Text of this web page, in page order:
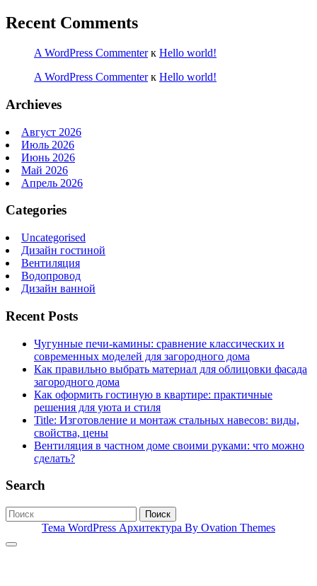
Recent Comments
A WordPress Commenterк Hello world!
A WordPress Commenterк Hello world!
Archieves
Август 2026
Июль 2026
Июнь 2026
Май 2026
Апрель 2026
Categories
Uncategorised
Дизайн гостиной
Вентиляция
Водопровод
Дизайн ванной
Recent Posts
Чугунные печи-камины: сравнение классических и
современных моделей для загородного дома
Как правильно выбрать материал для облицовки фасада
загородного дома
Как оформить гостиную в квартире: практичные
решения для уюта и стиля
Title: Изготовление и монтаж стальных навесов: виды,
свойства, цены
Вентиляция в частном доме своими руками: что можно
сделать?
Search
Поиск
Тема WordPress Архитектура By Ovation Themes